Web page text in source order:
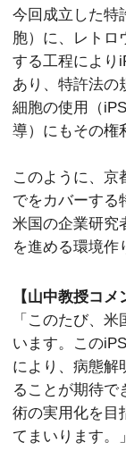
今回成立した特
胞）に、レトロ
する工程により
あり、特許法の
細胞の使用（
導）にもその権
このように、京
でをカバーする
米国の企業研究
を進める環境作
【山中教授コメ
「このたび、
います。この
により、病態解
ることが期待で
術の実用化を目
てまいります。」